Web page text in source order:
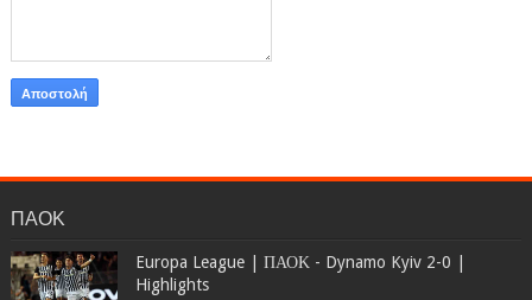
ΠΑΟΚ
Europa League | ΠΑΟΚ - Dynamo Kyiv 2-0 |
Highlights